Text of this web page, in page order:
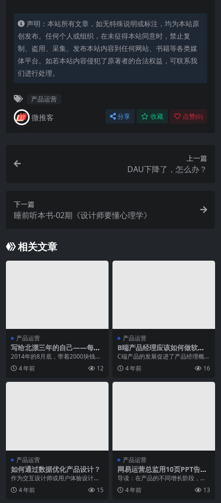
声明：本站所有文章，如无特殊说明或标注，均为本站原
创发布。任何个人或组织，在未征得本站同意时，禁止复
制、盗用、采集、发布本站内容到任何网站、书籍等各类媒
体平台。如若本站内容侵犯了原著者的合法权益，可联系我
们进行处理。
产品运营
微推客 分享 收藏 点赞(0)
上一篇
DAU下降了，怎么办？
下一篇
睡前听本书-02期《设计师要懂心理学》
相关文章
产品运营
写给北漂三年的自己——每个
人都会越来越棒
2014年的8月底，带着2000块钱，
拖着两个箱子，一个装的是夏天的
衣服，一个装...
4 年前 12
产品运营
B端产品经理应该如何做软件
需求分析？
C端产品的发展促进了产品经理概念
的普及和发展，在C端产品设计中很
多新颖的设计方法...
4 年前 16
产品运营
如何通过数据优化产品设计？
作为交互设计师或用户体验设计
师。都应该对整个产品的数据情况
有清晰的了解，这将有助...
4 年前 15
产品运营
网易运营总监用10页PPT告诉
你：产品运营不得不避免的5
个大坑
导读：在产品的不同增长阶段，运
营要如何定义和布局？怎样才能成
为好的运营？冷启动要...
4 年前 13